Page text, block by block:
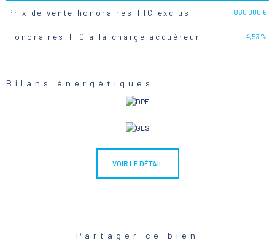
Prix de vente honoraires TTC exclus 860 000 €
Honoraires TTC à la charge acquéreur 4,53 %
Bilans énergétiques
VOIR LE DÉTAIL
Partager ce bien